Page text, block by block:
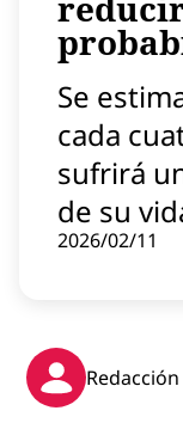
Contenido
Instagram
Se
cada
sufrirá
de su
2026/02/11